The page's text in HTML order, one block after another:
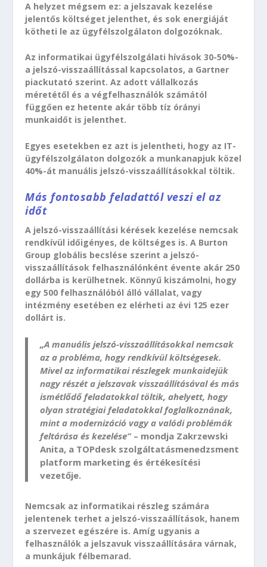
A helyzet mégsem ez: a jelszavak kezelése
jelentős költséget jelenthet, és sok energiáját
kötheti le az ügyfélszolgálaton dolgozóknak.
Az informatikai ügyfélszolgálati hívások 30-50%-
a jelszó-visszaállítással kapcsolatos, a Gartner
piackutató szerint. Az adott vállalkozás
méretétől és a végfelhasználók számától
függően ez hetente akár több tíz órányi
munkaidőt is jelenthet.
Egyes esetekben ez azt is jelentheti, hogy az IT-
ügyfélszolgálaton dolgozók a munkanapjuk közel
40%-át manuális jelszó-visszaállításokkal töltik.
Más fontosabb feladattól veszi el az
időt
A jelszó-visszaállítási kérések kezelése nemcsak
rendkívül időigényes, de költséges is. A Burton
Group globális becslése szerint a jelszó-
visszaállítások felhasználónként évente akár 250
dollárba is kerülhetnek. Könnyű kiszámolni, hogy
egy 500 felhasználóból álló vállalat, vagy
intézmény esetében ez elérheti az évi 125 ezer
dollárt is.
„A manuális jelszó-visszaállításokkal nemcsak
az a probléma, hogy rendkívül költségesek.
Mivel az informatikai részlegek munkaidejük
nagy részét a jelszavak visszaállításával és más
ismétlődő feladatokkal töltik, ahelyett, hogy
olyan stratégiai feladatokkal foglalkoznának,
mint a modernizáció vagy a valódi problémák
feltárása és kezelése” – mondja Zakrzewski
Anita, a TOPdesk szolgáltatásmenedzsment
platform marketing és értékesítési
vezetője.
Nemcsak az informatikai részleg számára
jelentenek terhet a jelszó-visszaállítások, hanem
a szervezet egészére is. Amíg ugyanis a
felhasználók a jelszavuk visszaállítására várnak,
a munkájuk félbemarad.